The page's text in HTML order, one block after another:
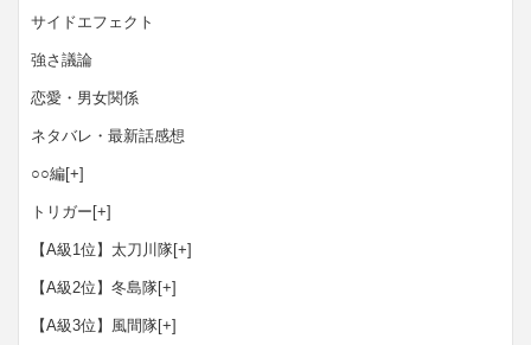
サイドエフェクト
強さ議論
恋愛・男女関係
ネタバレ・最新話感想
○○編[+]
トリガー [+]
【A級1位】太刀川隊[+]
【A級2位】冬島隊[+]
【A級3位】風間隊[+]